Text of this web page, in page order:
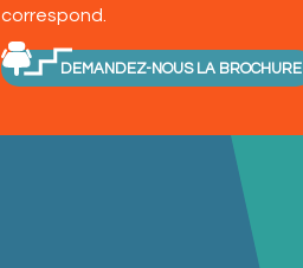
correspond.
DEMANDEZ-NOUS LA BROCHURE